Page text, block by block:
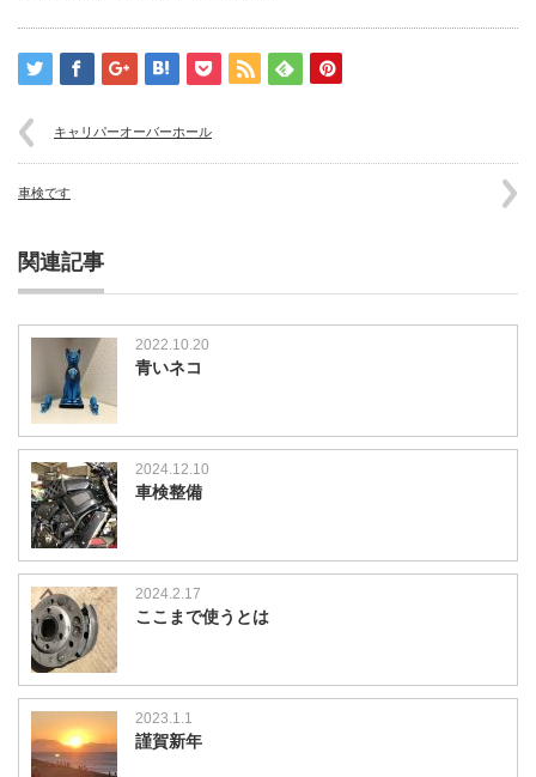
ッ
ク
は
キャリパーオーバーホール
車検です
関連記事
2022.10.20
青いネコ
2024.12.10
車検整備
2024.2.17
ここまで使うとは
2023.1.1
謹賀新年